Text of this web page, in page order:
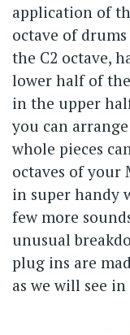
application of
octave of
the C2 octave,
lower half of
in the upper
you can
whole pieces
octaves of your
in super handy
few more
unusual
plug ins are
as we will see